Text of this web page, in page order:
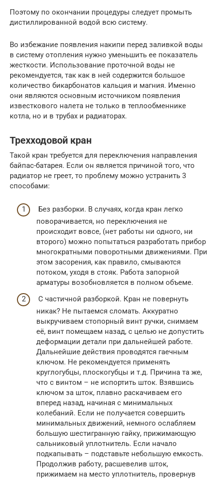
Поэтому по окончании процедуры следует промыть
дистиллированной водой всю систему.
Во избежание появления накипи перед заливкой воды
в систему отопления нужно уменьшить ее показатель
жесткости. Использование проточной воды не
рекомендуется, так как в ней содержится большое
количество бикарбонатов кальция и магния. Именно
они являются основным источником появления
известкового налета не только в теплообменнике
котла, но и в трубах и радиаторах.
Трехходовой кран
Такой кран требуется для переключения направления
байпас-батарея. Если он является причиной того, что
радиатор не греет, то проблему можно устранить 3
способами:
Без разборки. В случаях, когда кран легко
поворачивается, но переключения не
происходит вовсе, (нет работы ни одного, ни
второго) можно попытаться разработать прибор
многократными поворотными движениями. При
этом засорения, как правило, смываются
потоком, уходя в стояк. Работа запорной
арматуры возобновляется в полном объеме.
С частичной разборкой. Кран не повернуть
никак? Не пытаемся сломать. Аккуратно
выкручиваем стопорный винт ручки, снимаем
её, винт помещаем назад, с целью не допустить
деформации детали при дальнейшей работе.
Дальнейшие действия проводятся гаечным
ключом. Не рекомендуется применять
круглогубцы, плоскогубцы и т.д. Причина та же,
что с винтом – не испортить шток. Взявшись
ключом за шток, плавно раскачиваем его
вперед назад, начиная с минимальных
колебаний. Если не получается совершить
минимальных движений, немного ослабляем
большую шестигранную гайку, прижимающую
сальниковый уплотнитель. Если начало
подкапывать – подставьте небольшую емкость.
Продолжив работу, расшевелив шток,
прижимаем на место уплотнитель, провернув